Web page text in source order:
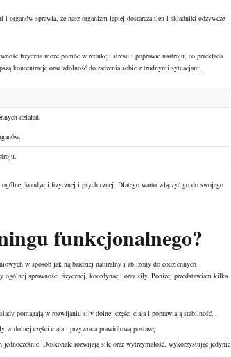
organów sprawia, że nasz organizm lepiej dostarcza tlen i składniki odżywcze
fizyczna może pomóc w redukcji stresu i poprawie nastroju, co przekłada
koncentrację oraz zdolność do radzenia sobie z trudnymi sytuacjami.
działań.
kondycji fizycznej i psychicznej. Dlatego warto włączyć go do swojego
funkcjonalnego?
w sposób jak najbardziej naturalny i zbliżony do codziennych
sprawności fizycznej, koordynacji oraz siły. Poniżej przedstawiam kilka
pomagają w rozwijaniu siły dolnej części ciała i poprawiają stabilność.
dolnej części ciała i przywraca prawidłową postawę.
Doskonale rozwijają siłę oraz wytrzymałość, wykorzystując jedynie